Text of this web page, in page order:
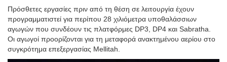
Μονάδες έργου φυσικού αερίου Bouri πλέουν για
εγκατάσταση στα ανοιχτά της Λιβύης
Με την ολοκλήρωση του ανελκυστήρα, οι υπεράκτιες
δραστηριότητες θα συνεχιστούν στο πλαίσιο του εκτελεστικού